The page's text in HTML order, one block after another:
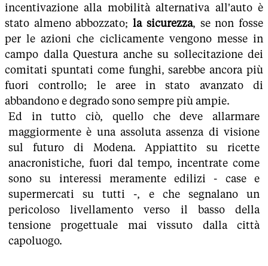
incentivazione alla mobilità alternativa all'auto è
stato almeno abbozzato; la sicurezza, se non fosse
per le azioni che ciclicamente vengono messe in
campo dalla Questura anche su sollecitazione dei
comitati spuntati come funghi, sarebbe ancora più
fuori controllo; le aree in stato avanzato di
abbandono e degrado sono sempre più ampie.
Ed in tutto ciò, quello che deve allarmare
maggiormente è una assoluta assenza di visione
sul futuro di Modena. Appiattito su ricette
anacronistiche, fuori dal tempo, incentrate come
sono su interessi meramente edilizi - case e
supermercati su tutti -, e che segnalano un
pericoloso livellamento verso il basso della
tensione progettuale mai vissuto dalla città
capoluogo.